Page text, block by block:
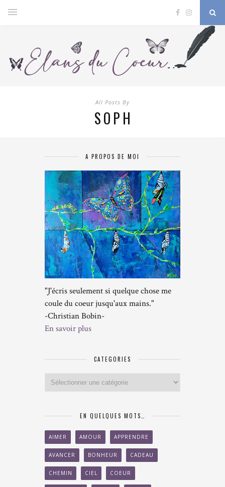
All Posts By
SOPH
A PROPOS DE MOI
"J'écris seulement si quelque chose me
coule du coeur jusqu'aux mains."
-Christian Bobin-
En savoir plus
CATEGORIES
Categories
EN QUELQUES MOTS…
AIMER AMOUR APPRENDRE
AVANCER BONHEUR CADEAU
CHEMIN CIEL COEUR